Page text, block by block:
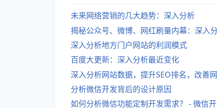
未来网络营销的几大趋势：深入分析
揭秘公众号、微博、网红刷量内幕：深入
深入分析地方门户网站的利润模式
百度大更新：深入分析最近变化
深入分析网站数据，提升SEO排名，改善
分析微信开发背后的设计原因
如何分析微信功能定制开发需求？ - 微信